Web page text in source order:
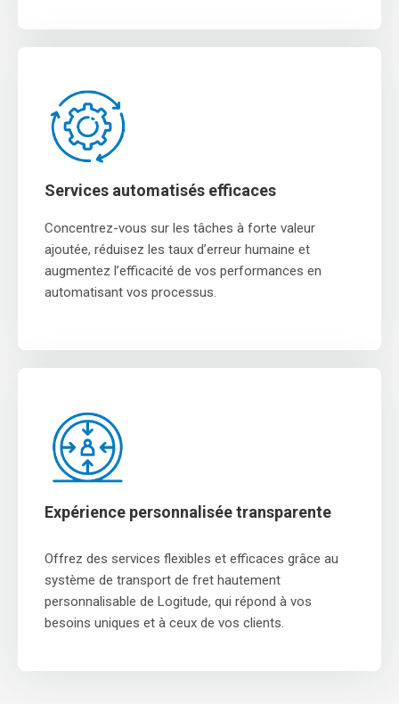
Services automatisés efficaces
Concentrez-vous sur les tâches à forte valeur
ajoutée, réduisez les taux d’erreur humaine et
augmentez l’efficacité de vos performances en
automatisant vos processus.
Expérience personnalisée transparente
Offrez des services flexibles et efficaces grâce au
système de transport de fret hautement
personnalisable de Logitude, qui répond à vos
besoins uniques et à ceux de vos clients.